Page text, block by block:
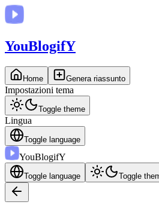
YouBlogifY
Home Genera riassunto
Impostazioni tema
Toggle theme
Lingua
Toggle language
YouBlogifY
Toggle language Toggle